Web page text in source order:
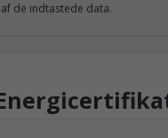
de indtastede data.